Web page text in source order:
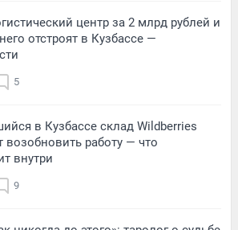
центр за 2 млрд рублей и
отстроят в Кузбассе —
5
в Кузбассе склад Wildberries
возобновить работу — что
внутри
9